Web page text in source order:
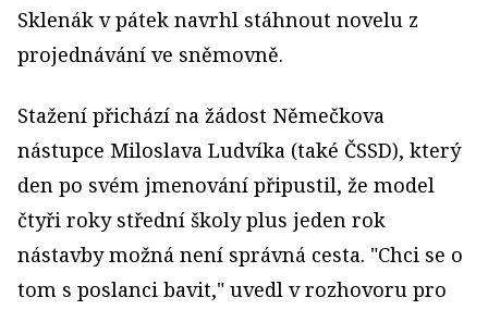
Sklenák v pátek navrhl stáhnout novelu z
projednávání ve sněmovně.
Stažení přichází na žádost Němečkova
nástupce Miloslava Ludvíka (také ČSSD), který
den po svém jmenování připustil, že model
čtyři roky střední školy plus jeden rok
nástavby možná není správná cesta. "Chci se o
tom s poslanci bavit," uvedl v rozhovoru pro